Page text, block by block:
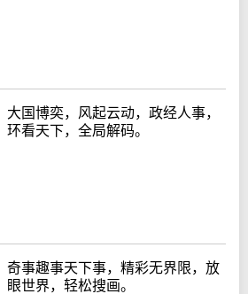
大国博奕，风起云动，政经人事，
环看天下，全局解码。
奇事趣事天下事，精彩无界限，放
眼世界，轻松搜画。